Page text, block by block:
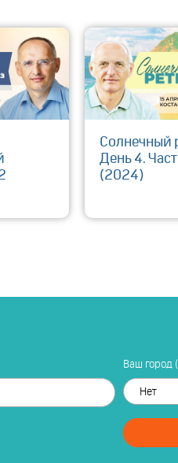
Солнечный
День 4.
(2024)
Ваш город